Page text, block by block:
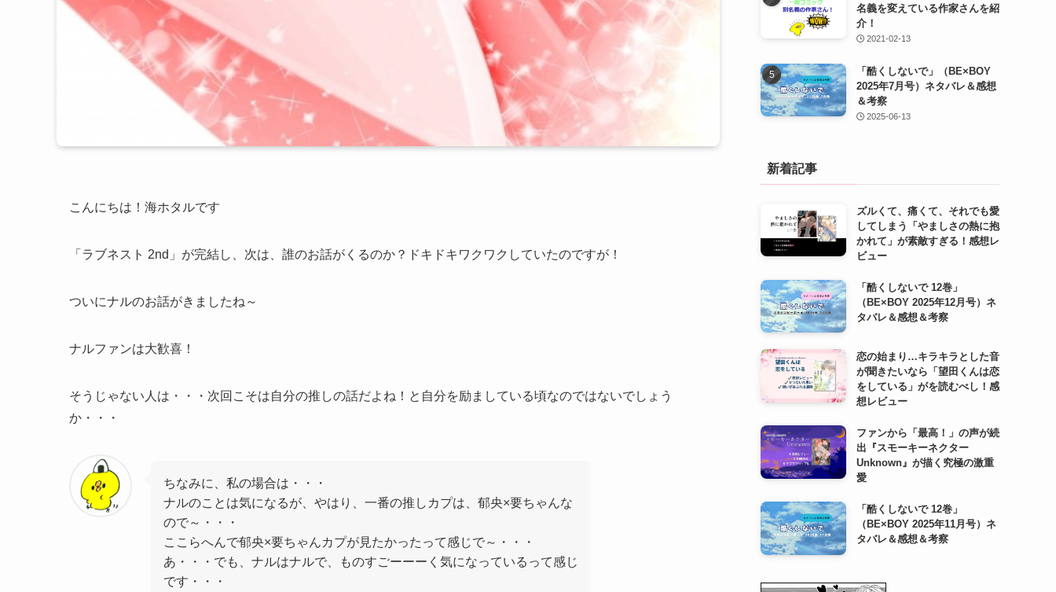
こんにちは！海ホタルです
「ラブネスト 2nd」が完結し、次は、誰のお話がくるのか？ドキドキワクワクしていたのですが！
ついにナルのお話がきましたね～
ナルファンは大歓喜！
そうじゃない人は・・・次回こそは自分の推しの話だよね！と自分を励ましている頃なのではないでしょう
か・・・
ちなみに、私の場合は・・・
ナルのことは気になるが、やはり、一番の推しカプは、郁央×要ちゃんな
ので～・・・
ここらへんで郁央×要ちゃんカプが見たかったって感じで～・・・
あ・・・でも、ナルはナルで、ものすごーーーく気になっているって感じ
です・・・
名義を変えている作家さんを紹
介！
2021-02-13
「酷くしないで」（BE×BOY
2025年7月号）ネタバレ＆感想
＆考察
2025-06-13
新着記事
ズルくて、痛くて、それでも愛
してしまう「やましさの熱に抱
かれて」が素敵すぎる！感想レ
ビュー
「酷くしないで 12巻」
（BE×BOY 2025年12月号）ネ
タバレ＆感想＆考察
恋の始まり…キラキラとした音
が聞きたいなら「望田くんは恋
をしている」がを読むべし！感
想レビュー
ファンから「最高！」の声が続
出『スモーキーネクター
Unknown』が描く究極の激重
愛
「酷くしないで 12巻」
（BE×BOY 2025年11月号）ネ
タバレ＆感想＆考察